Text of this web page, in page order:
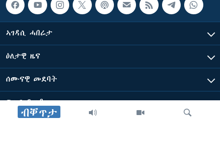
ብቐጥታ
ኣገዳሲ ሓበሬታ
ዕለታዊ ዜና
ሰሙናዊ መደባት
ፍሉይ ዓምዲ